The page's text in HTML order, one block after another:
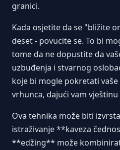
granici.
Kada osjetite da se "bližite
deset - povucite se. To bi
tome da ne dopustite da
uzbuđenja i stvarnog
koje bi mogle pokretati
vrhunca, dajući vam
Ova tehnika može biti
istraživanje **kaveza
**edžing** može